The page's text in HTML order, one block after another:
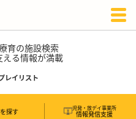
育の施設検索
る情報が満載
レイリスト
探す 児発・放デイ事業所
情報発信支援